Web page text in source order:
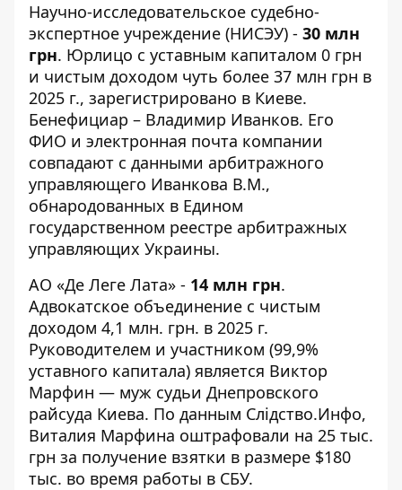
Научно-исследовательское судебно-
экспертное учреждение (НИСЭУ) - 30 млн
грн. Юрлицо с уставным капиталом 0 грн
и чистым доходом чуть более 37 млн ​​грн в
2025 г., зарегистрировано в Киеве.
Бенефициар – Владимир Иванков. Его
ФИО и электронная почта компании
совпадают с данными арбитражного
управляющего Иванкова В.М.,
обнародованных в Едином
государственном реестре арбитражных
управляющих Украины.
АО «Де Леге Лата» - 14 млн грн.
Адвокатское объединение с чистым
доходом 4,1 млн. грн. в 2025 г.
Руководителем и участником (99,9%
уставного капитала) является Виктор
Марфин — муж судьи Днепровского
райсуда Киева. По данным Слідство.Инфо,
Виталия Марфина оштрафовали на 25 тыс.
грн за получение взятки в размере $180
тыс. во время работы в СБУ.